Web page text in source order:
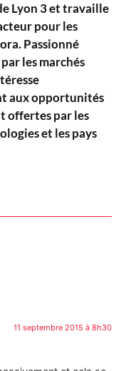
Lyon 3 et travaille
pour les
Passionné
les marchés
aux opportunités
offertes par les
et les pays
11 septembre 2015 à 8h30